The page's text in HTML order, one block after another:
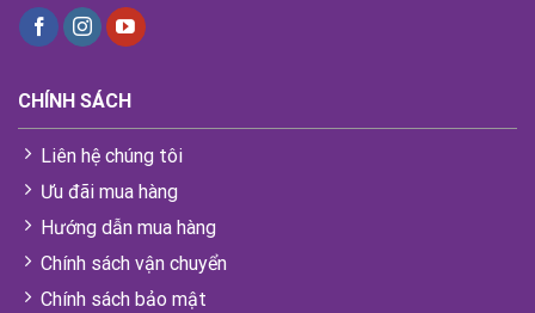
CHÍNH SÁCH
Liên hệ chúng tôi
Ưu đãi mua hàng
Hướng dẫn mua hàng
Chính sách vận chuyển
Chính sách bảo mật